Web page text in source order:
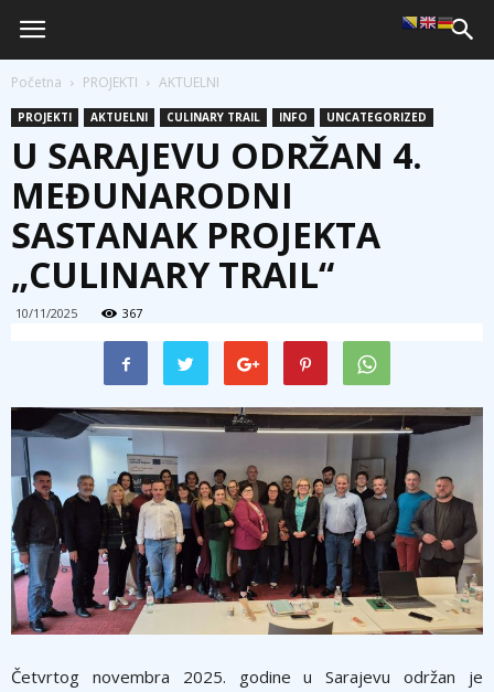
Početna PROJEKTI AKTUELNI
PROJEKTI AKTUELNI CULINARY TRAIL INFO UNCATEGORIZED
U SARAJEVU ODRŽAN 4.
MEĐUNARODNI
SASTANAK PROJEKTA
„CULINARY TRAIL“
10/11/2025 367
Četvrtog novembra 2025. godine u Sarajevu održan je